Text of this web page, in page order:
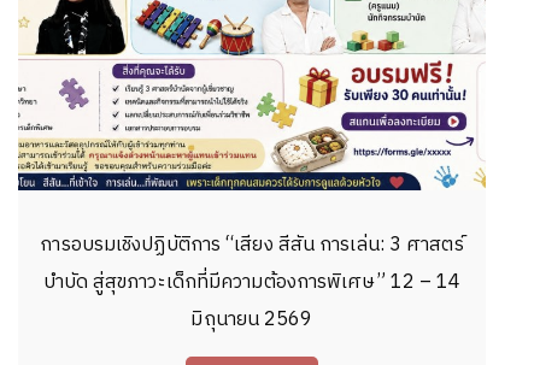
การอบรมเชิงปฏิบัติการ “เสียง สีสัน การเล่น: 3 ศาสตร์
บำบัด สู่สุขภาวะเด็กที่มีความต้องการพิเศษ” 12 – 14
มิถุนายน 2569